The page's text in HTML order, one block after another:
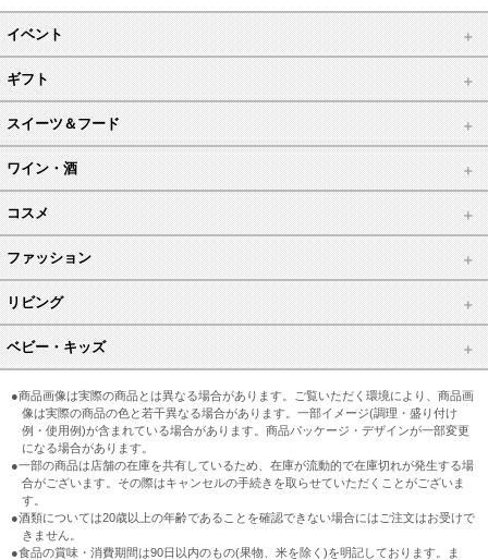
イベント
ギフト
スイーツ＆フード
ワイン・酒
コスメ
ファッション
リビング
ベビー・キッズ
●商品画像は実際の商品とは異なる場合があります。ご覧いただく環境により、商品画
像は実際の商品の色と若干異なる場合があります。一部イメージ(調理・盛り付け
例・使用例)が含まれている場合があります。商品パッケージ・デザインが一部変更
になる場合があります。
●一部の商品は店舗の在庫を共有しているため、在庫が流動的で在庫切れが発生する場
合がございます。その際はキャンセルの手続きを取らせていただくことがございま
す。
●酒類については20歳以上の年齢であることを確認できない場合にはご注文はお受けで
きません。
●食品の賞味・消費期間は90日以内のもの(果物、米を除く)を明記しております。ま